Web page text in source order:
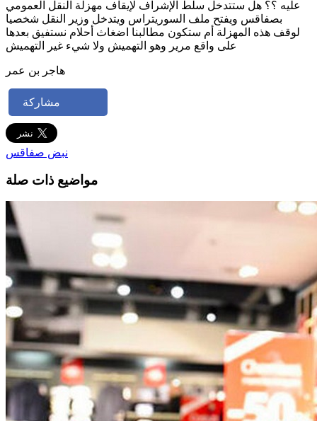
عليه ؟؟ هل ستتدخل سلط الإشراف لإيقاف مهزلة النقل العمومي
بصفاقس ويفتح ملف السوريتراس ويتدخل وزير النقل شخصيا
لوقف هذه المهزلة أم ستكون مطالبنا اضغاث أحلام نستفيق بعدها
على واقع مرير وهو التهميش ولا شيء غير التهميش
هاجر بن عمر
مشاركة
نبض صفاقس
مواضيع ذات صلة